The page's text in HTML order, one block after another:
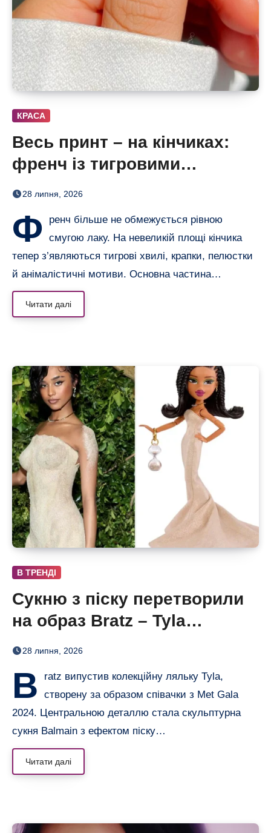
КРАСА
Весь принт – на кінчиках:
френч із тигровими
смугами, квітами і хвилями
28 липня, 2026
Ф
ренч більше не обмежується рівною
смугою лаку. На невеликій площі кінчика
тепер з’являються тигрові хвилі, крапки, пелюстки
й анімалістичні мотиви. Основна частина…
Читати далі
В ТРЕНДІ
Сукню з піску перетворили
на образ Bratz – Tyla
отримала власну ляльку
28 липня, 2026
B
ratz випустив колекційну ляльку Tyla,
створену за образом співачки з Met Gala
2024. Центральною деталлю стала скульптурна
сукня Balmain з ефектом піску…
Читати далі